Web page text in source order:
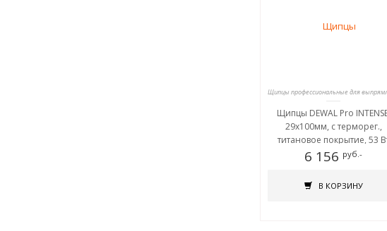
Щипцы DEWAL Pro
29х100мм, с терморег.,
титановое покрытие, 53
6 156 руб.-
В КОРЗИНУ